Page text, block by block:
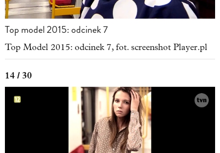
Top model 2015: odcinek 7
Top Model 2015: odcinek 7, fot. screenshot Player.pl
14 / 30